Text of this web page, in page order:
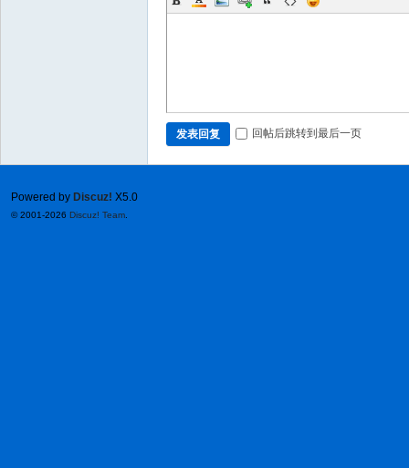
发表回复 回帖后跳转到最后一页
Powered by Discuz! X5.0
© 2001-2026 Discuz! Team